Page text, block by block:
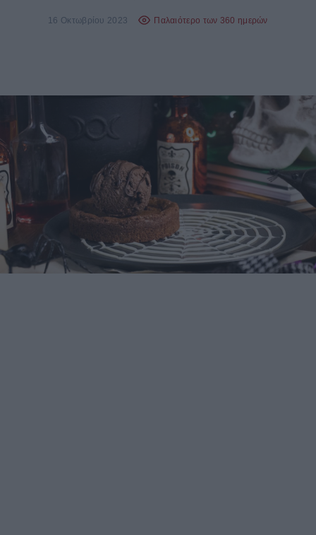
16 Οκτωβρίου 2023 Παλαιότερο των 360 ημερών